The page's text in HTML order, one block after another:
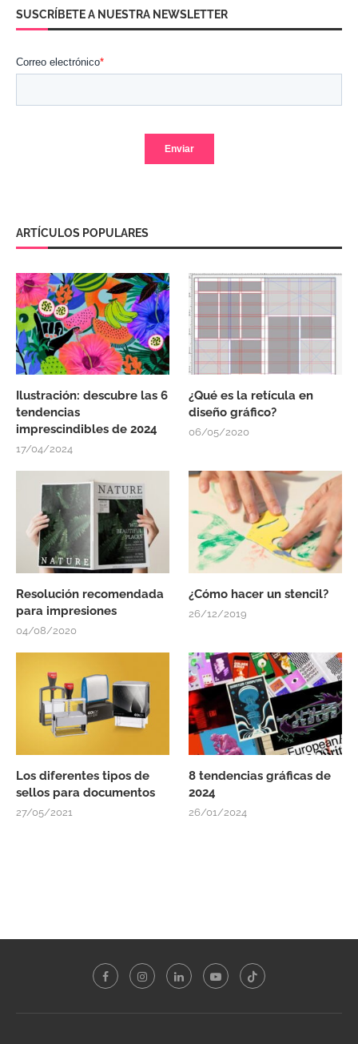
SUSCRÍBETE A NUESTRA NEWSLETTER
ARTÍCULOS POPULARES
Ilustración: descubre las 6
tendencias
imprescindibles de 2024
17/04/2024
¿Qué es la retícula en
diseño gráfico?
06/05/2020
Resolución recomendada
para impresiones
04/08/2020
¿Cómo hacer un stencil?
26/12/2019
Los diferentes tipos de
sellos para documentos
27/05/2021
8 tendencias gráficas de
2024
26/01/2024